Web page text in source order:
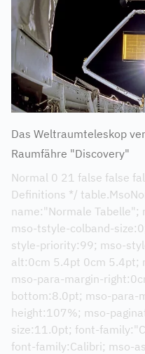
Das Weltraumteleskop
Raumfähre "Discovery"
Normal 0 21 false false
Definitions */
name:"Normale
mso-tstyle-colband-
style-priority:99; mso-
alt:0cm 5.4pt 0cm 5.4pt;
mso-para-margin-
bottom:8.0pt; mso-para-
height:107%; mso-
size:11.0pt; font-
font-family:Calibri; mso-